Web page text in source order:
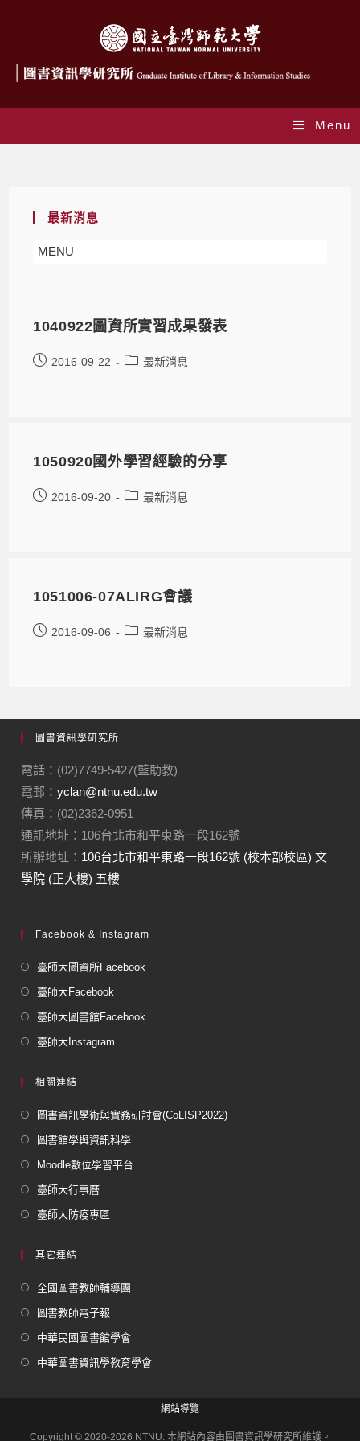
Menu
最新消息
MENU
1040922圖資所實習成果發表
2016-09-22 最新消息
1050920國外學習經驗的分享
2016-09-20 最新消息
1051006-07ALIRG會議
2016-09-06 最新消息
圖書資訊學研究所
電話：(02)7749-5427(藍助教)
電郵：yclan@ntnu.edu.tw
傳真：(02)2362-0951
通訊地址：106台北市和平東路一段162號
所辦地址： 106台北市和平東路一段162號 (校本部校區) 文
學院 (正大樓) 五樓
Facebook & Instagram
臺師大圖資所Facebook
臺師大Facebook
臺師大圖書館Facebook
臺師大Instagram
相關連結
圖書資訊學術與實務研討會(CoLISP2022)
圖書館學與資訊科學
Moodle數位學習平台
臺師大行事曆
臺師大防疫專區
其它連結
全國圖書教師輔導團
圖書教師電子報
中華民國圖書館學會
中華圖書資訊學教育學會
網站導覽
Copyright © 2020-2026 NTNU. 本網站內容由圖書資訊學研究所維護。